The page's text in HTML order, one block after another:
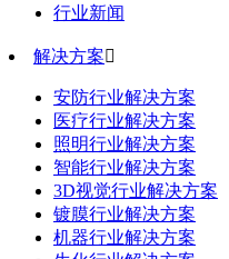
行业新闻
解决方案
安防行业解决方案
医疗行业解决方案
照明行业解决方案
智能行业解决方案
3D视觉行业解决方案
镀膜行业解决方案
机器行业解决方案